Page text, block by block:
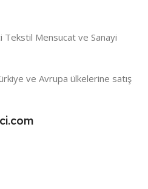
Tekstil Mensucat ve Sanayi
ve Avrupa ülkelerine satış